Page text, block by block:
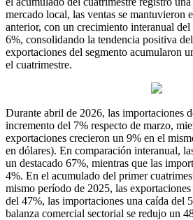
mercado local, las ventas se mantuvieron
anterior, con un crecimiento interanual
6%, consolidando la tendencia positiva
exportaciones del segmento acumularon
el cuatrimestre.
Durante abril de 2026, las importaciones
incremento del 7% respecto de marzo,
exportaciones crecieron un 9% en el
en dólares). En comparación interanual,
un destacado 67%, mientras que las
4%. En el acumulado del primer
mismo período de 2025, las
del 47%, las importaciones una caída del
balanza comercial sectorial se redujo un